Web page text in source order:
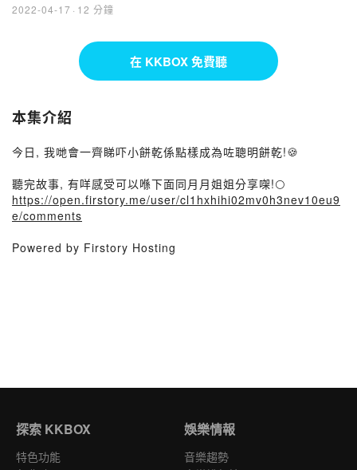
2022-04-17 · 12 分鐘
在 KKBOX 免費聽
本集介紹
今日, 我哋會一齊睇吓小餅乾係點樣成為咗聰明餅乾!🍪
聽完故事, 有咩感受可以喺下面同月月姐姐分享㗎!🌕
https://open.firstory.me/user/cl1hxhihi02mv0h3nev10eu9
e/comments
Powered by Firstory Hosting
探索 KKBOX
特色功能
娛樂情報
音樂趨勢